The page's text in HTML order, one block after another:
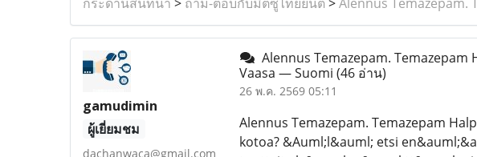
gamudimin
ผู้เยี่ยมชม
dachanwaca@gmail.com
Alennus Temazepam. Temazepam
Vaasa — Suomi (46 อ่าน)
26 พ.ค. 2569 05:11
Alennus Temazepam. Temazepam
kotoa? &Auml;l&auml; etsi